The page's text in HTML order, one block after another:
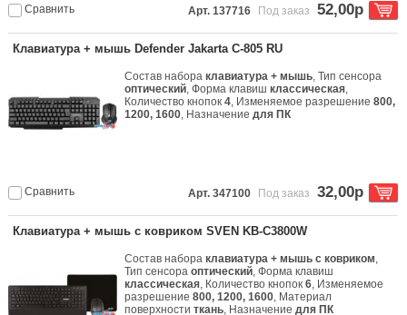
Сравнить Арт. 137716 Под заказ 52,00р
Клавиатура + мышь Defender Jakarta C-805 RU
Состав набораклавиатура + мышь, Тип сенсора
оптический, Форма клавишклассическая,
Количество кнопок4, Изменяемое разрешение800,
1200, 1600, Назначениедля ПК
Сравнить Арт. 347100 Под заказ 32,00р
Клавиатура + мышь с ковриком SVEN KB-C3800W
Состав набораклавиатура + мышь с ковриком,
Тип сенсораоптический, Форма клавиш
классическая, Количество кнопок6, Изменяемое
разрешение800, 1200, 1600, Материал
поверхноститкань, Назначениедля ПК